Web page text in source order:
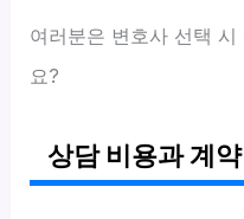
여러분은 변호사 선택
요?
상담 비용과 계